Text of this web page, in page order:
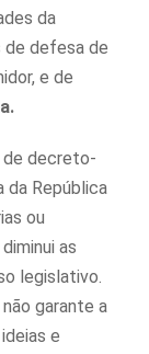
da
de defesa de
e de
de decreto-
da República
ou
as
legislativo.
garante a
e